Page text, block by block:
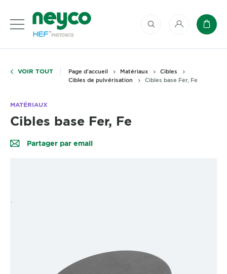
Mon compte
VOIR TOUT Page d'accueil Matériaux
Cibles
Cibles de pulvérisation
Cibles base Fer, Fe
MATÉRIAUX
Cibles base Fer, Fe
Partager par email